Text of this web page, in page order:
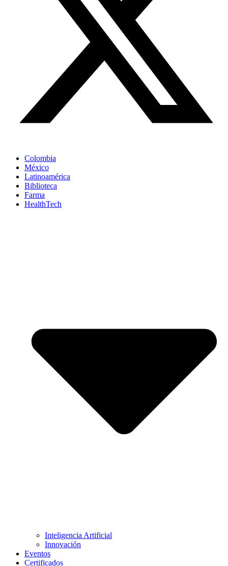
Colombia
México
Latinoamérica
Biblioteca
Farma
HealthTech
Inteligencia Artificial
Innovación
Eventos
Certificados